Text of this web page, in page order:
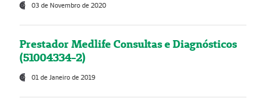
03 de Novembro de 2020
Prestador Medlife Consultas e Diagnósticos
(51004334-2)
01 de Janeiro de 2019